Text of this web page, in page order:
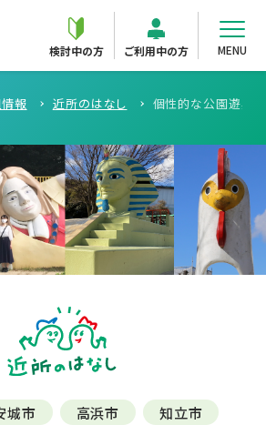
検討中の方 ご利用中の方 MENU
報 近所のはなし 個性的な公園遊具
城市 高浜市
知立市